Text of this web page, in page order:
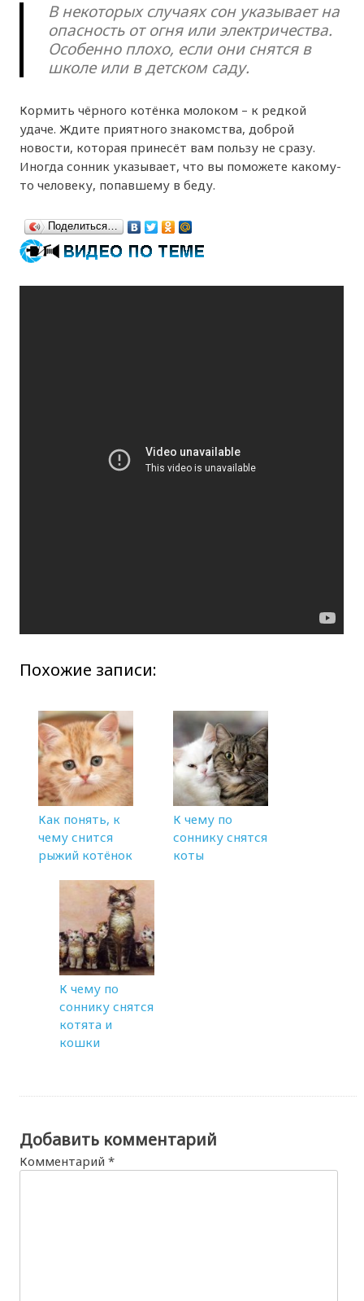
В некоторых случаях сон указывает на
опасность от огня или электричества.
Особенно плохо, если они снятся в
школе или в детском саду.
Кормить чёрного котёнка молоком – к редкой
удаче. Ждите приятного знакомства, доброй
новости, которая принесёт вам пользу не сразу.
Иногда сонник указывает, что вы поможете какому-
то человеку, попавшему в беду.
Поделиться…
Похожие записи:
Как понять, к
чему снится
рыжий котёнок
К чему по
соннику снятся
коты
К чему по
соннику снятся
котята и
кошки
Добавить комментарий
Комментарий*